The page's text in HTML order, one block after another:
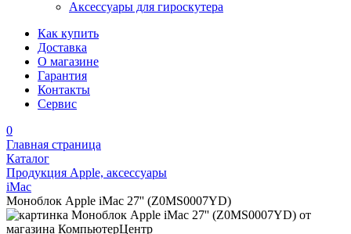
Аксессуары для гироскутера
Как купить
Доставка
О магазине
Гарантия
Контакты
Сервис
0
Главная страница
Каталог
Продукция Apple, аксессуары
iMac
Моноблок Apple iMac 27'' (Z0MS0007YD)